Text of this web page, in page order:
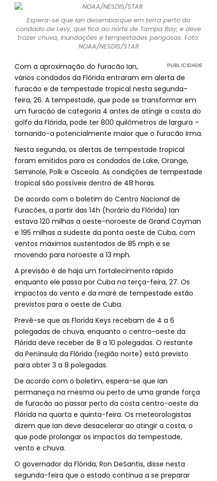
Espera-se que Ian desembarque em terra perto do
condado de Levy, que fica ao norte de Tampa Bay, e deve
trazer chuva, inundações e tempestades perigosas. Foto:
NOAA/NESDIS/STAR
Com a aproximação do furacão Ian,
vários condados da Flórida entraram em alerta de
furacão e de tempestade tropical nesta segunda-
feira, 26. A tempestade, que pode se transformar em
um furacão de categoria 4 antes de atingir a costa do
golfo da Flórida, pode ter 800 quilômetros de largura –
tornando-a potencialmente maior que o furacão Irma.
Nesta segunda, os alertas de tempestade tropical
foram emitidos para os condados de Lake, Orange,
Seminole, Polk e Osceola. As condições de tempestade
tropical são possíveis dentro de 48 horas.
De acordo com o boletim do Centro Nacional de
Furacões, a partir das 14h (horário da Flórida) Ian
estava 120 milhas a oeste-noroeste de Grand Cayman
e 195 milhas a sudeste da ponta oeste de Cuba, com
ventos máximos sustentados de 85 mph e se
movendo para noroeste a 13 mph.
A previsão é de haja um fortalecimento rápido
enquanto ele passa por Cuba na terça-feira, 27. Os
impactos do vento e da maré de tempestade estão
previstos para o oeste de Cuba.
Prevê-se que as Florida Keys recebam de 4 a 6
polegadas de chuva, enquanto o centro-oeste da
Flórida deve receber de 8 a 10 polegadas. O restante
da Península da Flórida (região norte) está previsto
para obter 3 a 8 polegadas.
De acordo com o boletim, espera-se que Ian
permaneça na mesma ou perto de uma grande força
de furacão ao passar perto da costa centro-oeste da
Flórida na quarta e quinta-feira. Os meteorologistas
dizem que Ian deve desacelerar ao atingir a costa, o
que pode prolongar os impactos da tempestade,
vento e chuva.
O governador da Flórida, Ron DeSantis, disse nesta
segunda-feira que o estado continua a se preparar